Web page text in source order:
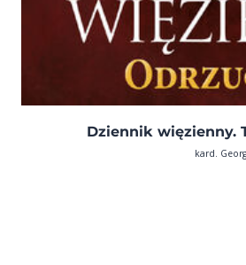
Dziennik więzienny.
kard.